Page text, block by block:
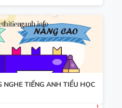
NGHE TIẾNG ANH TIỂU HỌC